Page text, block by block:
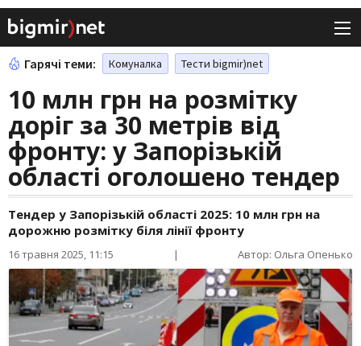
Гарячі теми: Комуналка Тести bigmir)net
10 млн грн на розмітку
доріг за 30 метрів від
фронту: у Запорізькій
області оголошено тендер
Тендер у Запорізькій області 2025: 10 млн грн на
дорожню розмітку біля лінії фронту
16 травня 2025, 11:15 | Автор: Ольга Опенько